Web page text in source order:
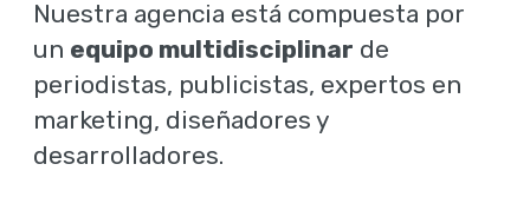
Nuestra agencia está compuesta por
un equipo multidisciplinar de
periodistas, publicistas, expertos en
marketing, diseñadores y
desarrolladores.